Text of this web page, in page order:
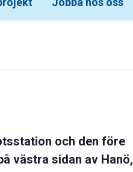
och den före
västra sidan av Hanö,